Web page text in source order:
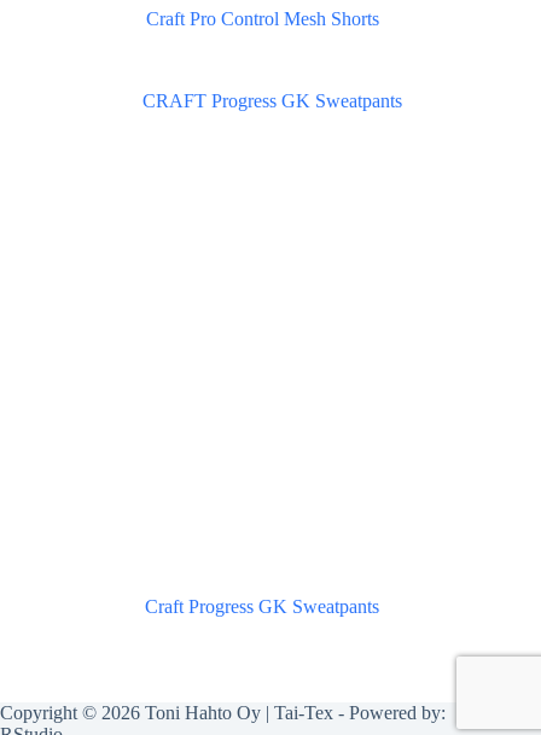
Craft Pro Control Mesh Shorts
Craft Progress GK Sweatpants
Copyright © 2026 Toni Hahto Oy | Tai-Tex - Powered by: